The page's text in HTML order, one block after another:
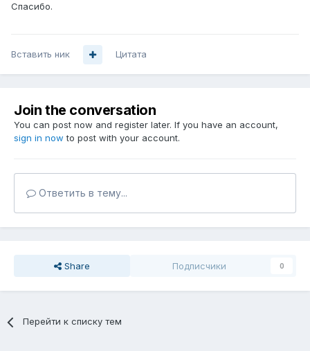
Спасибо.
Вставить ник Цитата
Join the conversation
You can post now and register later. If you have an account,
sign in now to post with your account.
Ответить в тему...
Share Подписчики 0
Перейти к списку тем